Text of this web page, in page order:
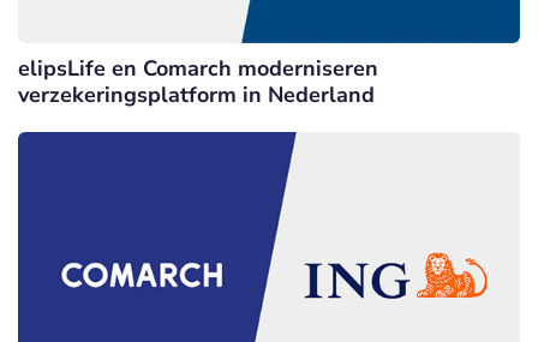
elipsLife en Comarch moderniseren
verzekeringsplatform in Nederland